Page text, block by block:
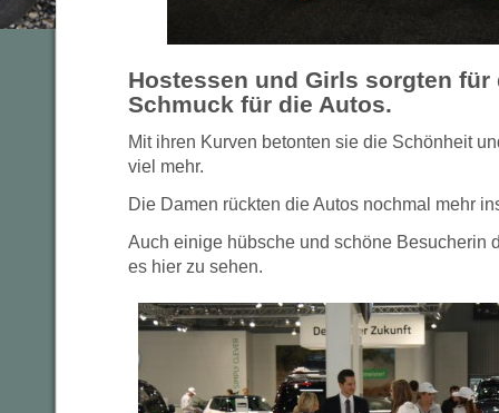
Hostessen und Girls sorgten für
Schmuck für die Autos.
Mit ihren Kurven betonten sie die Schönheit
viel mehr.
Die Damen rückten die Autos nochmal mehr
Auch einige hübsche und schöne Besucherin
es hier zu sehen.